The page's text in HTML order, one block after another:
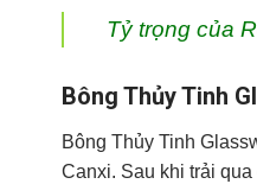
Tỷ trọng của
Bông Thủy Tinh
Bông Thủy Tinh
Canxi. Sau khi trải